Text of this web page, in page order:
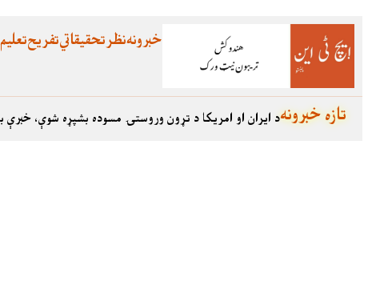
تعلیمتفریحتحقیقاتينظرخبرونه
د ایران او امریکا د تړون وروستۍ مسوده بشپړه شوې،تازه خبرونه